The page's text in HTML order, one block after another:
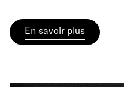
En savoir plus